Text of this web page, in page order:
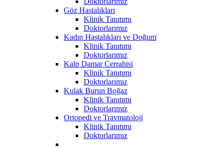
Göz Hastalıkları
Klinik Tanıtımı
Doktorlarımız
Kadın Hastalıkları ve Doğum
Klinik Tanıtımı
Doktorlarımız
Kalp Damar Cerrahisi
Klinik Tanıtımı
Doktorlarımız
Kulak Burun Boğaz
Klinik Tanıtımı
Doktorlarımız
Ortopedi ve Travmatoloji
Klinik Tanıtımı
Doktorlarımız